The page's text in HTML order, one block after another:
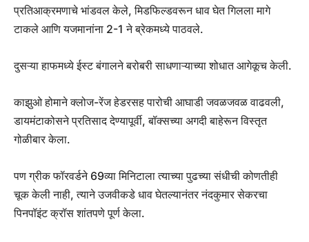
प्रतिआक्रमणाचे भांडवल केले, मिडफिल्डवरून धाव घेत गिलला मागे
टाकले आणि यजमानांना 2-1 ने ब्रेकमध्ये पाठवले.
दुसऱ्या हाफमध्ये ईस्ट बंगालने बरोबरी साधणाऱ्याच्या शोधात आगेकूच केली.
काझुओ होमाने क्लोज-रेंज हेडरसह पारोची आघाडी जवळजवळ वाढवली,
डायमंटाकोसने प्रतिसाद देण्यापूर्वी, बॉक्सच्या अगदी बाहेरून विस्तृत
गोळीबार केला.
पण ग्रीक फॉरवर्डने 69व्या मिनिटाला त्याच्या पुढच्या संधीची कोणतीही
चूक केली नाही, त्याने उजवीकडे धाव घेतल्यानंतर नंदकुमार सेकरचा
पिनपॉइंट क्रॉस शांतपणे पूर्ण केला.